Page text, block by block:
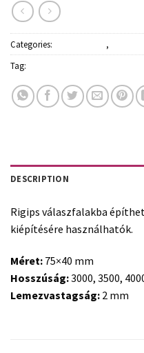
Categories: ,
Tag:
DESCRIPTION
Rigips válaszfalakba
kiépítésére használhatók.
Méret: 75×40 mm
Hosszúság:3000, 3500,
Lemezvastagság: 2 mm